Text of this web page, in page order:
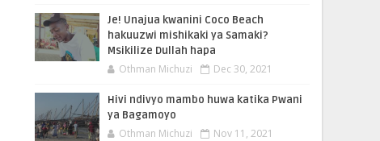
Je! Unajua kwanini Coco Beach
hakuuzwi mishikaki ya Samaki?
Msikilize Dullah hapa
Othman Michuzi Dec 30, 2021
Hivi ndivyo mambo huwa katika Pwani
ya Bagamoyo
Othman Michuzi Nov 11, 2021